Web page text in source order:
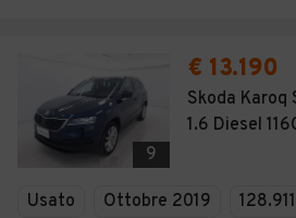
Moto
Camper
Veicoli Commerciali
9
€ 13.190
Skoda Karoq
1.6 Diesel
Usato Ottobre 2019